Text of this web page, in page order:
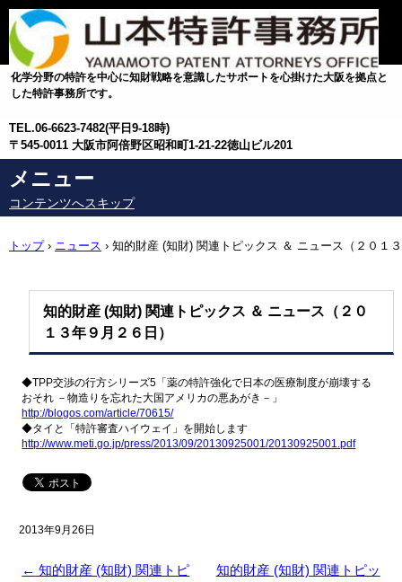
化学分野の特許を中心に知財戦略を意識したサポートを心掛けた大阪を拠点と
した特許事務所です。
TEL.06-6623-7482(平日9-18時)
〒545-0011 大阪市阿倍野区昭和町1-21-22徳山ビル201
メニュー
コンテンツへスキップ
トップ › ニュース › 知的財産 (知財) 関連トピックス ＆ ニュース（２０１３
年９月２６日）
知的財産 (知財) 関連トピックス ＆ ニュース（２０
１３年９月２６日）
◆TPP交渉の行方シリーズ5「薬の特許強化で日本の医療制度が崩壊する
おそれ －物造りを忘れた大国アメリカの悪あがき－」
http://blogos.com/article/70615/
◆タイと「特許審査ハイウェイ」を開始します
http://www.meti.go.jp/press/2013/09/20130925001/20130925001.pdf
2013年9月26日
← 知的財産 (知財) 関連トピ
知的財産 (知財) 関連トピッ